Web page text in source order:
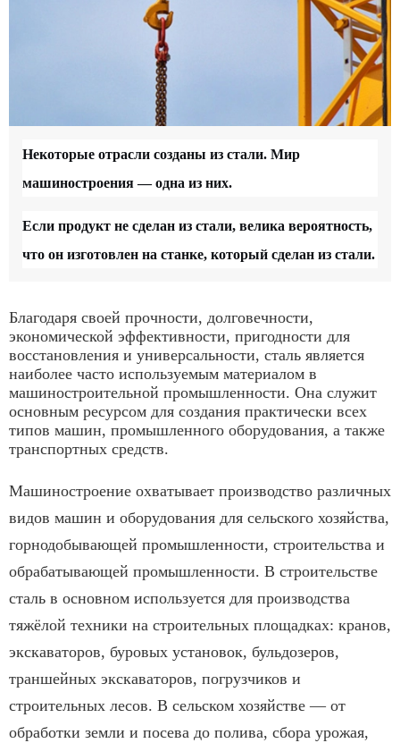
Некоторые отрасли созданы из стали. Мир
машиностроения — одна из них.
Если продукт не сделан из стали, велика вероятность,
что он изготовлен на станке, который сделан из стали.
Благодаря своей прочности, долговечности,
экономической эффективности, пригодности для
восстановления и универсальности, сталь является
наиболее часто используемым материалом в
машиностроительной промышленности. Она служит
основным ресурсом для создания практически всех
типов машин, промышленного оборудования, а также
транспортных средств.
Машиностроение охватывает производство различных
видов машин и оборудования для сельского хозяйства,
горнодобывающей промышленности, строительства и
обрабатывающей промышленности. В строительстве
сталь в основном используется для производства
тяжёлой техники на строительных площадках: кранов,
экскаваторов, буровых установок, бульдозеров,
траншейных экскаваторов, погрузчиков и
строительных лесов. В сельском хозяйстве — от
обработки земли и посева до полива, сбора урожая,